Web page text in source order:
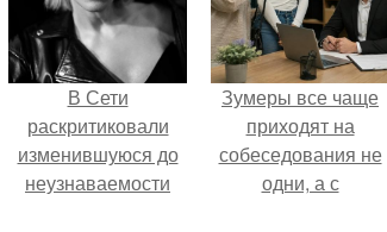
В Сети
раскритиковали
изменившуюся до
неузнаваемости
Зумеры все чаще
приходят на
собеседования не
одни, а с